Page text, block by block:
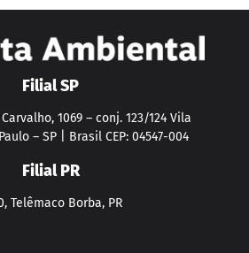
Filial SP
1069 – conj. 123/124 Vila
– SP | Brasil CEP: 04547-004
Filial PR
Telêmaco Borba, PR